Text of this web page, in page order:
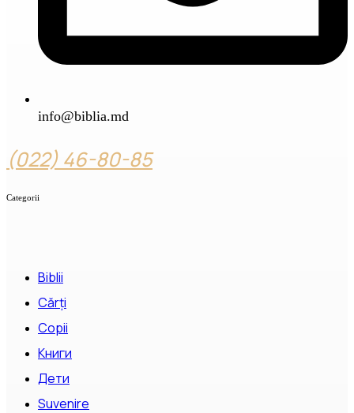
info@biblia.md
(022) 46-80-85
Categorii
Biblii
Cărți
Copii
Книги
Дети
Suvenire